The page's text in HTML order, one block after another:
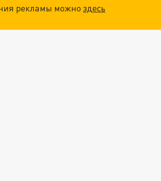
рекламы можноздесь